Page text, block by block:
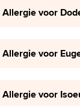
Allergie voor
Allergie voor
Allergie voor